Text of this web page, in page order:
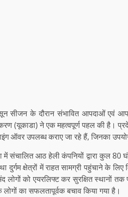
सीजन के दौरान संभावित आपदाओं एवं
(यूकाडा) ने एक महत्वपूर्ण पहल की है।
ऑवर उपलब्ध कराए जा रहे हैं, जिनका
में संचालित आठ हेली कंपनियों द्वारा कुल
दुर्गम क्षेत्रों में राहत सामग्री पहुंचाने के
को एयरलिफ्ट कर सुरक्षित स्थानों तक
का सफलतापूर्वक बचाव किया गया है।